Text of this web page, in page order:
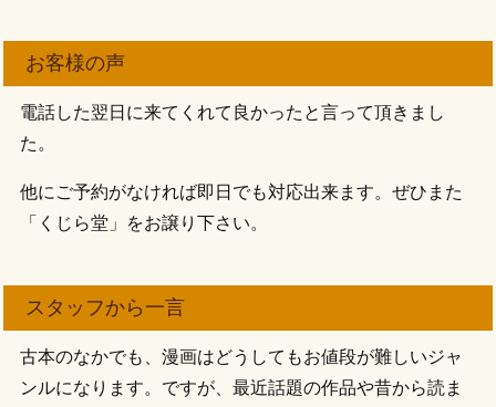
お客様の声
電話した翌日に来てくれて良かったと言って頂きまし
た。
他にご予約がなければ即日でも対応出来ます。ぜひまた
「くじら堂」をお譲り下さい。
スタッフから一言
古本のなかでも、漫画はどうしてもお値段が難しいジャ
ンルになります。ですが、最近話題の作品や昔から読ま